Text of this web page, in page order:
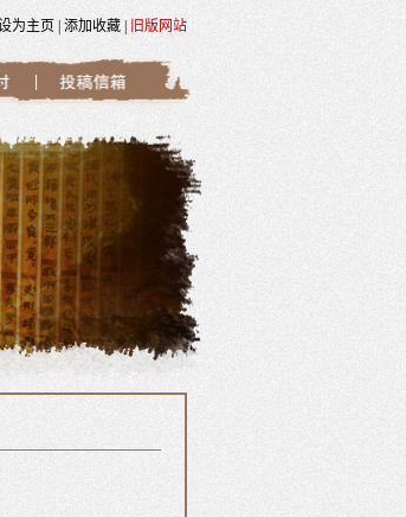
为主页 添加收藏| 旧版网站